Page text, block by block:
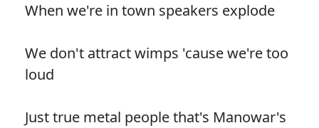
When we're in town speakers explode
We don't attract wimps 'cause we're too
loud
Just true metal people that's Manowar's